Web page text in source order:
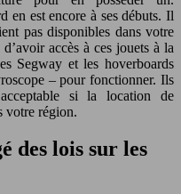
en est encore à ses débuts. Il
pas disponibles dans votre
accès à ces jouets à la
Segway et les hoverboards
– pour fonctionner. Ils
si la location de
votre région.
des lois sur les